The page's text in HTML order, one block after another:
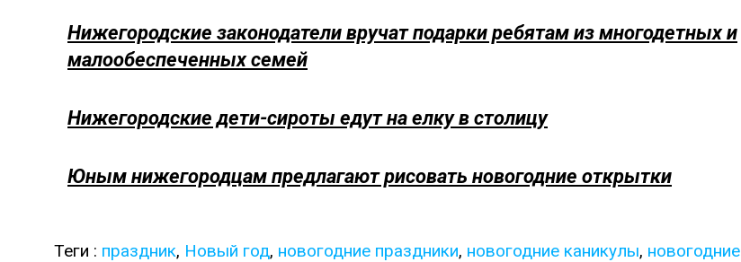
Нижегородские законодатели вручат подарки ребятам из многодетных и
малообеспеченных семей
Нижегородские дети-сироты едут на елку в столицу
Юным нижегородцам предлагают рисовать новогодние открытки
Теги : праздник, Новый год, новогодние праздники, новогодние каникулы, новогодние